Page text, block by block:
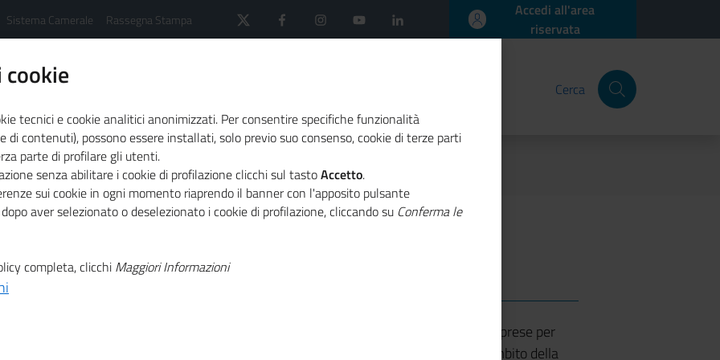
Sistema Camerale Rassegna Stampa
Accedi all'area
riservata
Cerca
Elenco dei manager dell'innovazione
dell'innovazione
specializzate da mettere a disposizione delle micro, piccole e medie imprese per
e digitale in chiave di Impresa 4.0. Questa competenza di Unioncamere nell’ambito della
tecnici e cookie analitici anonimizzati. Per consentire specifiche funzionalità
di contenuti), possono essere installati, solo previo suo consenso, cookie di terze parti
parte di profilare gli utenti.
senza abilitare i cookie di profilazione clicchi sul tastoAccetto.
sui cookie in ogni momento riaprendo il banner con l'apposito pulsante
aver selezionato o deselezionato i cookie di profilazione, cliccando su Conferma le
completa, clicchi Maggiori Informazioni